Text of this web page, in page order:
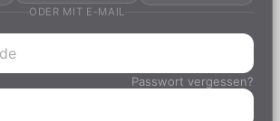
ODER MIT E-MAIL
Passwort vergessen?